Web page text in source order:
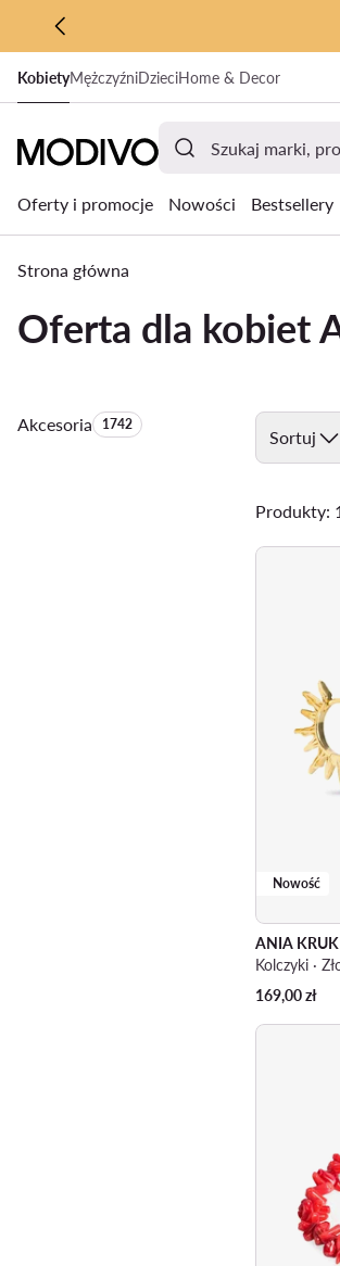
PRZEJDŹ DO GŁÓWNEJ
PRZEJDŹ DO WYSZUKIWANIA
KobietyMężczyźniDzieciHome & Decor
Oferty i promocje Nowości Bestsellery
Strona główna
Oferta dla kobiet
AkcesoriaLiczba produktów:
1742
Sortuj
Produkty:
Nowość
ANIA KRUK
Kolczyki ·
169,00zł